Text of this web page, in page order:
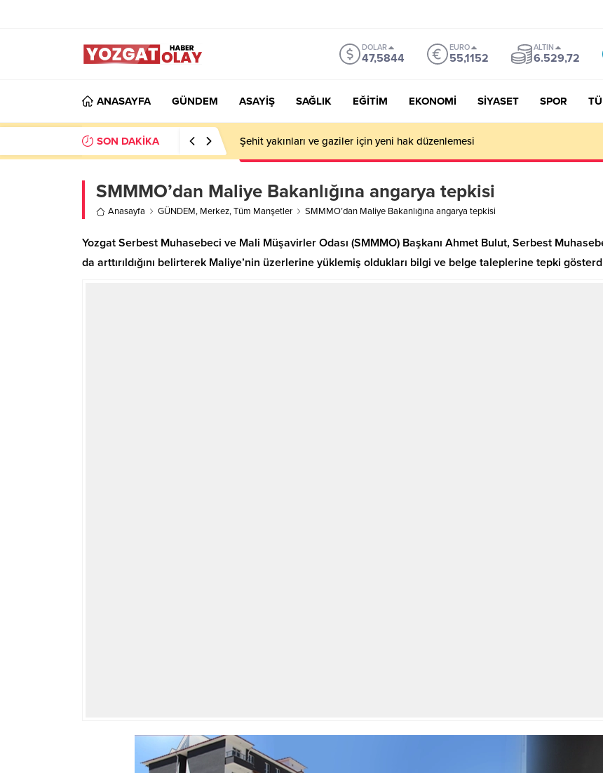
DOLAR
47,5844
EURO
55,1152
ALTIN
6.529,72
ANASAYFA GÜNDEM ASAYİŞ SAĞLIK EĞİTİM EKONOMİ SİYASET SPOR
SON DAKİKA Şehit yakınları ve gaziler için yeni hak düzenlemesi
SMMMO’dan Maliye Bakanlığına angarya tepkisi
Anasayfa GÜNDEM, Merkez,Tüm Manşetler SMMMO’dan Maliye Bakanlığına angarya tepkisi
Yozgat Serbest Muhasebeci ve Mali Müşavirler Odası (SMMMO) Başkanı Ahmet Bulut, Serbest
da arttırıldığını belirterek Maliye’nin üzerlerine yüklemiş oldukları bilgi ve belge taleplerine tepki